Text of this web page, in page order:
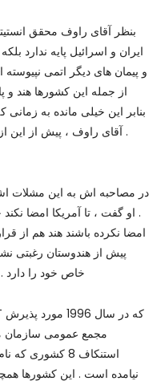
بنظر آقای راوف محقق
و پیمان های دیگر اتمی نپیوسته
از جمله این کشورها هند و
بنابر این خیلی مانده به
. آقای راوف ، پیش از این
. او گفت ، تا آمریکا امضا
امضا نکرده باشند هند هم از
پیش از هندوستان رغبتی
مجمع عمومی سازمان
استنکاف 8
نیامده است . این کشورها